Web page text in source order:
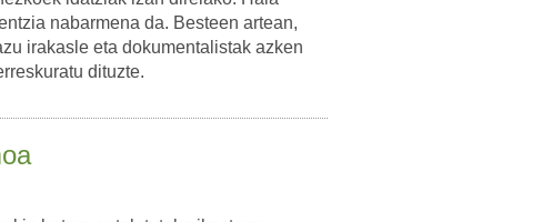
nabarmena da. Besteen artean,
irakasle eta dokumentalistak azken
dituzte.